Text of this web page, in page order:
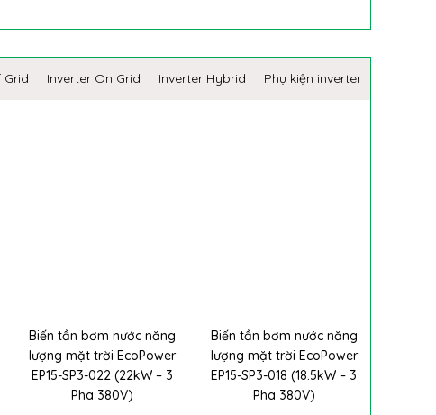
Grid Inverter On Grid Inverter Hybrid Phụ kiện inverter
Biến tần bơm nước năng
lượng mặt trời EcoPower
EP15-SP3-022 (22kW – 3
Pha 380V)
Biến tần bơm nước năng
lượng mặt trời EcoPower
EP15-SP3-018 (18.5kW – 3
Pha 380V)